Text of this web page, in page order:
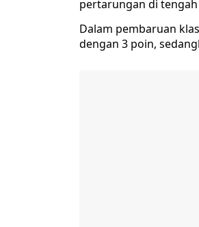
pertarungan di
Dalam pembaruan
dengan 3 poin,